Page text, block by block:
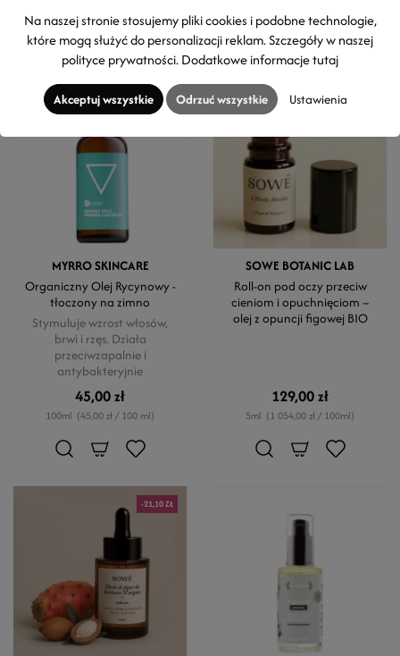
MYRRO SKINCARE
Organiczny Olej Rycynowy -
tłoczony na zimno
Stymuluje wzrost włosów,
brwi i rzęs. Działa
przeciwzapalnie i
antybakteryjnie
45,00 zł
100ml (45,00 zł / 100 ml)
SOWE BOTANIC LAB
Roll-on pod oczy przeciw
cieniom i opuchnięciom –
olej z opuncji figowej BIO
129,00 zł
5ml (1 054,00 zł / 100ml)
-21,10 ZŁ
Na naszej stronie stosujemy pliki cookies i podobne technologie,
które mogą służyć do personalizacji reklam. Szczegóły w naszej
polityce prywatności. Dodatkowe informacjetutaj
Akceptuj wszystkie Odrzuć wszystkie Ustawienia